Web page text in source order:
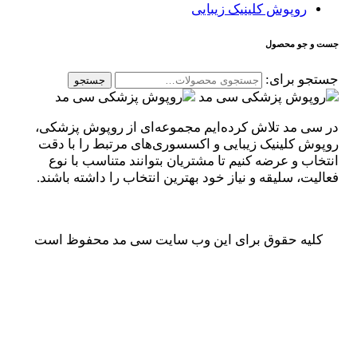
روپوش کلینیک زیبایی
جست و جو محصول
جستجو برای: جستجو
در سی مد تلاش کرده‌ایم مجموعه‌ای از روپوش پزشکی،
روپوش کلینیک زیبایی و اکسسوری‌های مرتبط را با دقت
انتخاب و عرضه کنیم تا مشتریان بتوانند متناسب با نوع
فعالیت، سلیقه و نیاز خود بهترین انتخاب را داشته باشند.
کلیه حقوق برای این وب سایت سی مد محفوظ است